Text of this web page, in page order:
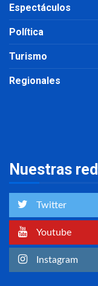
Espectáculos
Política
Turismo
Regionales
Nuestras
Twitter
Youtube
Instagram